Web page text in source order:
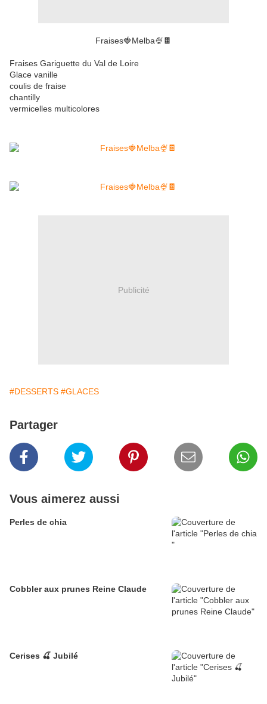
Fraises🍓Melba🍨🍫
Fraises Gariguette du Val de Loire
Glace vanille
coulis de fraise
chantilly
vermicelles multicolores
Publicité
#DESSERTS #GLACES
Partager
Vous aimerez aussi
Perles de chia
Cobbler aux prunes Reine Claude
Cerises 🍒 Jubilé